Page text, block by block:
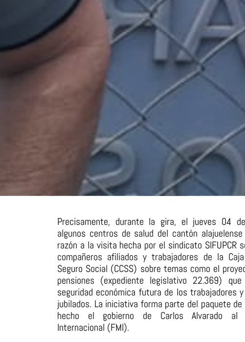
Precisamente, durante la gira, el jueves 04
algunos centros de salud del cantón
razón a la visita hecha por el sindicato SIFUPCR
compañeros afiliados y trabajadores de la
Seguro Social (CCSS) sobre temas como el
pensiones (expediente legislativo 22.369)
seguridad económica futura de los trabajadores
jubilados. La iniciativa forma parte del paquete
hecho el gobierno de Carlos Alvarado al
Internacional (FMI).